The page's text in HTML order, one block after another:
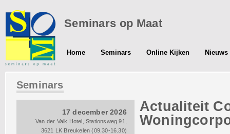
Seminars op Maat
Home Seminars Online Kijken
Seminars
17 december 2026
Van der Valk Hotel, Stationsweg 91,
3621 LK Breukelen (09.30-16.30)
Actualiteit